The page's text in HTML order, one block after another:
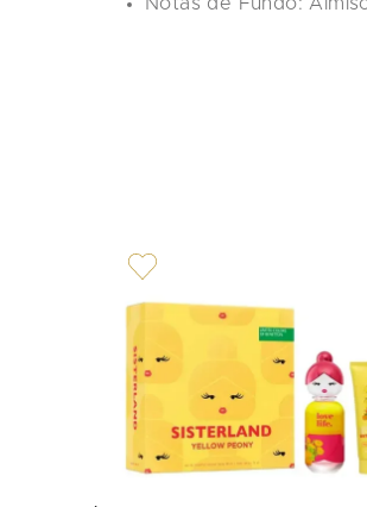
Notas de Fundo: